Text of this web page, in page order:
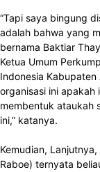
“Tapi saya bingung
adalah bahwa yang
bernama Baktiar
Ketua Umum
Indonesia Kabupaten
organisasi ini apakah
membentuk ataukah
ini,” katanya.
Kemudian,
Raboe) ternyata